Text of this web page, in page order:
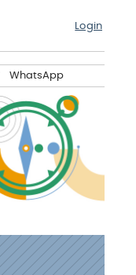
Login
WhatsApp